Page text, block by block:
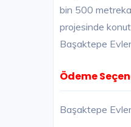
bin 500
projesinde
Başaktepe
Ödeme
Başaktepe